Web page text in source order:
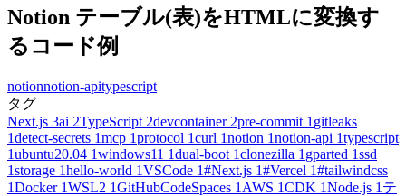
Notion テーブル(表)をHTMLに変換す
るコード例
notionnotion-apitypescript
タグ
Next.js 3ai 2TypeScript 2devcontainer 2pre-commit 1 gitleaks
1detect-secrets 1mcp 1protocol 1curl 1notion 1notion-api 1typescript
1ubuntu20.04 1windows11 1dual-boot 1clonezilla 1 gparted 1ssd
1storage 1hello-world 1VSCode 1#Next.js 1#Vercel 1#tailwindcss
1Docker 1WSL2 1GitHubCodeSpaces 1 AWS 1CDK 1Node.js 1 テ